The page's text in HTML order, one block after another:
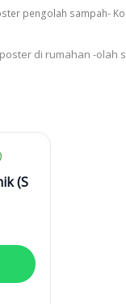
pengolah sampah-
di rumahan -
(S